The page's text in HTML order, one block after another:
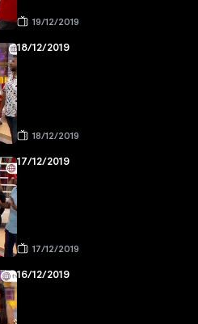
19/12/2019
18/12/2019
18/12/2019
17/12/2019
17/12/2019
16/12/2019